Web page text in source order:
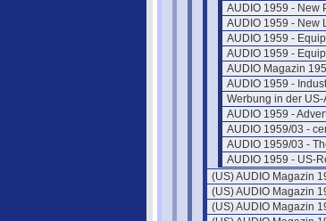
AUDIO 1959 - New
AUDIO 1959 - New
AUDIO 1959 -
AUDIO 1959 -
AUDIO Magazin
AUDIO 1959 -
Werbung in der US-
AUDIO 1959 -
AUDIO 1959/03 -
AUDIO 1959/03 -
AUDIO 1959 - US-
(US) AUDIO Magazin
(US) AUDIO Magazin
(US) AUDIO Magazin